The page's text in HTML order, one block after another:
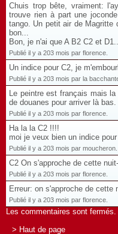
Chuis trop bête, vraiment:
trouve rien à part une
tango. Un petit air de Magritte
bon...
Bon, je n'ai que A B2 C2 et D1...
Publié il y a 203 mois par florence.
Un indice pour C2, je
Publié il y a 203 mois par la
Le peintre est français mais
de douanes pour arriver là bas.
Publié il y a 203 mois par florence.
Ha la la C2 !!!!
moi je veux bien un indice
Publié il y a 203 mois par moucheron.
C2 On s'approche de cette nuit-
Publié il y a 203 mois par florence.
Erreur: on s'approche de cette
Publié il y a 203 mois par florence.
Les commentaires sont fermés.
> Haut de page